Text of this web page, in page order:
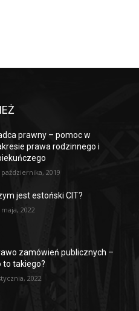
prawny – pomoc w
prawa rodzinnego i
października, 2019
jest estoński CIT?
maja, 2022
zamówień publicznych –
to takiego?
2022